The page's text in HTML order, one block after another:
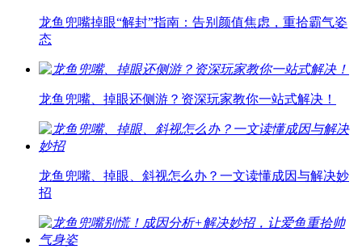
龙鱼兜嘴掉眼“解封”指南：告别颜值焦虑，重拾霸气姿
态
龙鱼兜嘴、掉眼还侧游？资深玩家教你一站式解决！
龙鱼兜嘴、掉眼、斜视怎么办？一文读懂成因与解决妙
招